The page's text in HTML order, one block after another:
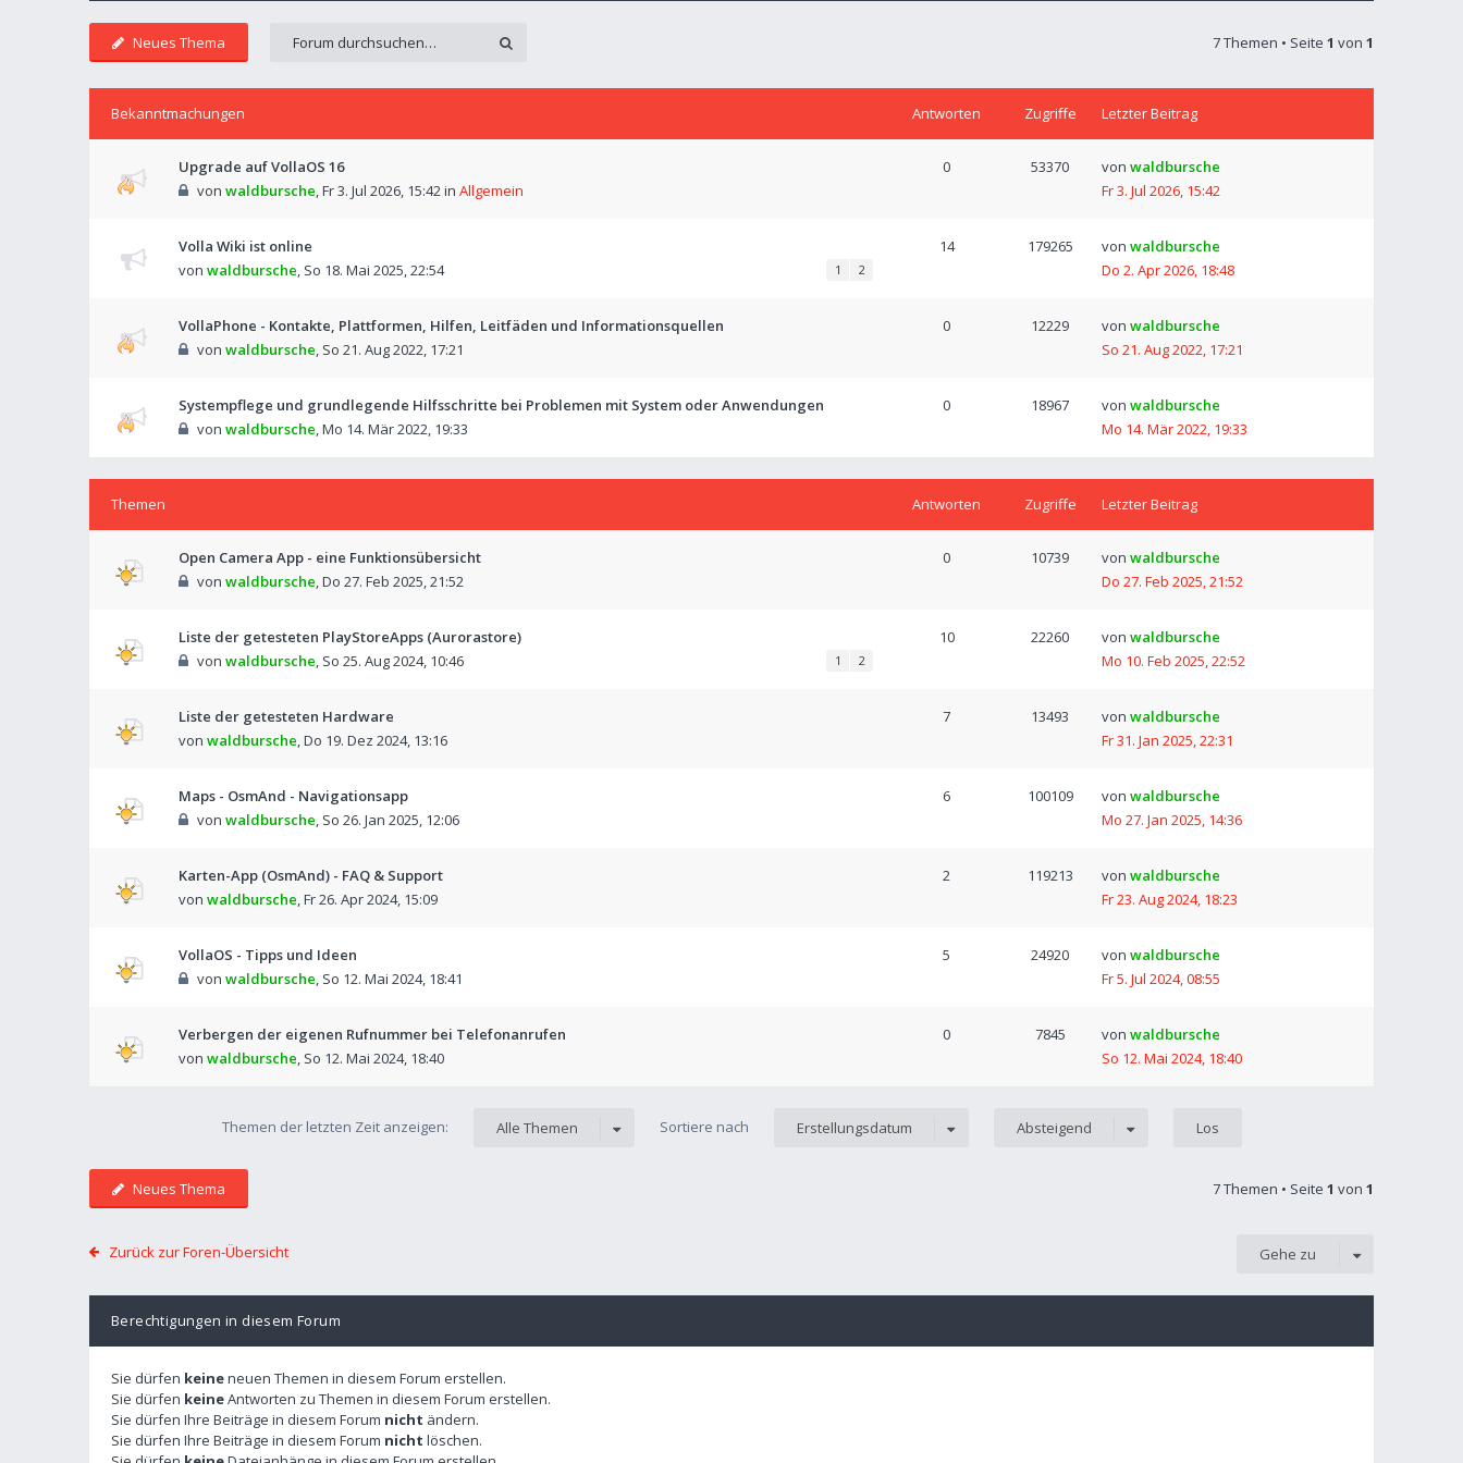
Neues Thema 7 Themen • Seite 1 von 1
Bekanntmachungen Antworten Zugriffe Letzter Beitrag
Upgrade auf VollaOS 16
von waldbursche,Fr 3. Jul 2026, 15:42in Allgemein
0 53370 von waldbursche
Fr 3. Jul 2026, 15:42
Volla Wiki ist online
von waldbursche, So 18. Mai 2025, 22:54 1 2
14 179265 von waldbursche
Do 2. Apr 2026, 18:48
VollaPhone - Kontakte, Plattformen, Hilfen, Leitfäden und Informationsquellen
von waldbursche, So 21. Aug 2022, 17:21
0 12229 von waldbursche
So 21. Aug 2022, 17:21
Systempflege und grundlegende Hilfsschritte bei Problemen mit System oder Anwendungen
von waldbursche,Mo 14. Mär 2022, 19:33
0 18967 von waldbursche
Mo 14. Mär 2022, 19:33
Themen Antworten Zugriffe Letzter Beitrag
Open Camera App - eine Funktionsübersicht
von waldbursche,Do 27. Feb 2025, 21:52
0 10739 von waldbursche
Do 27. Feb 2025, 21:52
Liste der getesteten PlayStoreApps (Aurorastore)
von waldbursche, So 25. Aug 2024, 10:46 1 2
10 22260 von waldbursche
Mo 10. Feb 2025, 22:52
Liste der getesteten Hardware
von waldbursche,Do 19. Dez 2024, 13:16
7 13493 von waldbursche
Fr 31. Jan 2025, 22:31
Maps - OsmAnd - Navigationsapp
von waldbursche, So 26. Jan 2025, 12:06
6 100109 von waldbursche
Mo 27. Jan 2025, 14:36
Karten-App (OsmAnd) - FAQ & Support
von waldbursche,Fr 26. Apr 2024, 15:09
2 119213 von waldbursche
Fr 23. Aug 2024, 18:23
VollaOS - Tipps und Ideen
von waldbursche, So 12. Mai 2024, 18:41
5 24920 von waldbursche
Fr 5. Jul 2024, 08:55
Verbergen der eigenen Rufnummer bei Telefonanrufen
von waldbursche, So 12. Mai 2024, 18:40
0 7845 von waldbursche
So 12. Mai 2024, 18:40
Themen der letzten Zeit anzeigen: Alle Themen Sortiere nach Erstellungsdatum Absteigend
Neues Thema 7 Themen • Seite 1 von 1
Zurück zur Foren-Übersicht Gehe zu
Berechtigungen in diesem Forum
Sie dürfen keineneuen Themen in diesem Forum erstellen.
Sie dürfen keineAntworten zu Themen in diesem Forum erstellen.
Sie dürfen Ihre Beiträge in diesem Forum nicht ändern.
Sie dürfen Ihre Beiträge in diesem Forum nicht löschen.